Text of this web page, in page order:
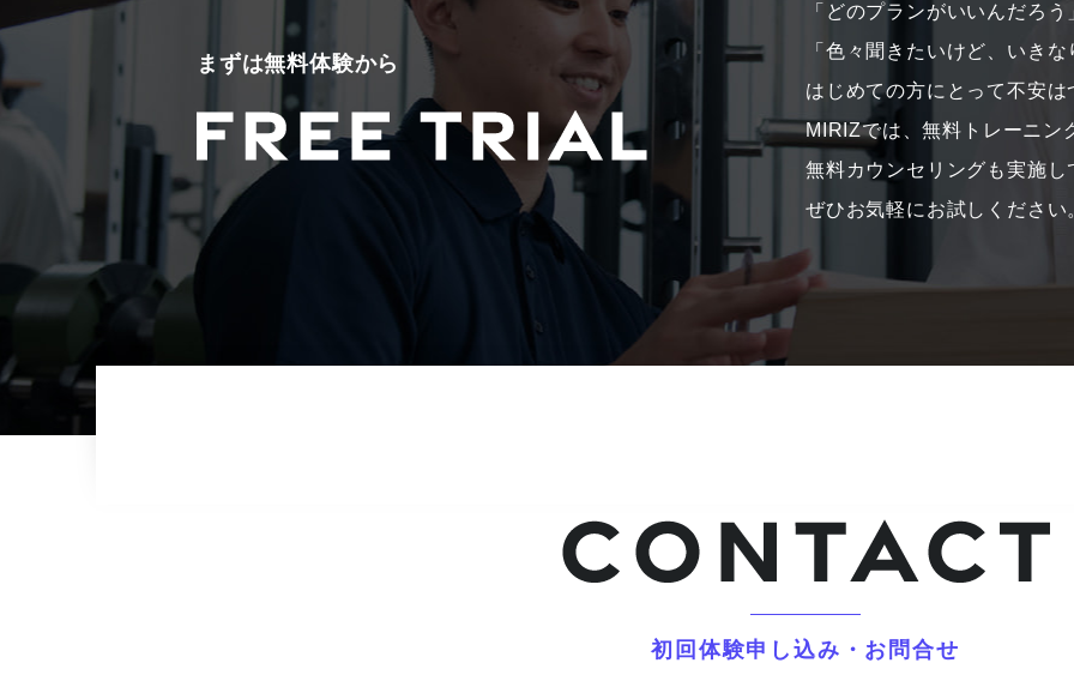
まずは無料体験から
「どのプランがいいんだろう
「色々聞きたいけど、いき
はじめての方にとって不安は
MIRIZでは、無料トレーニン
無料カウンセリングも実施
ぜひお気軽にお試しください
初回体験申し込み・お問合せ